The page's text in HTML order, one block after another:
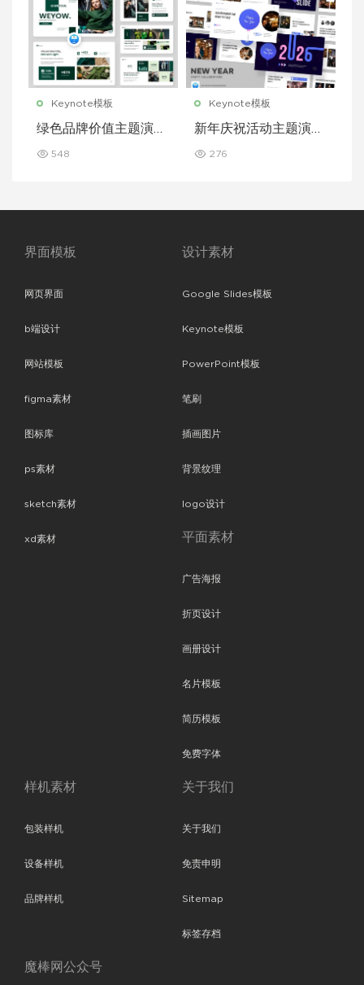
Keynote模板
绿色品牌价值主题演讲
548
Keynote模板
新年庆祝活动主题演讲
276
界面模板
网页界面
b端设计
网站模板
figma素材
图标库
ps素材
sketch素材
xd素材
设计素材
Google Slides模板
Keynote模板
PowerPoint模板
笔刷
插画图片
背景纹理
logo设计
平面素材
广告海报
折页设计
画册设计
名片模板
简历模板
免费字体
样机素材
包装样机
设备样机
品牌样机
关于我们
关于我们
免责申明
Sitemap
标签存档
魔棒网公众号